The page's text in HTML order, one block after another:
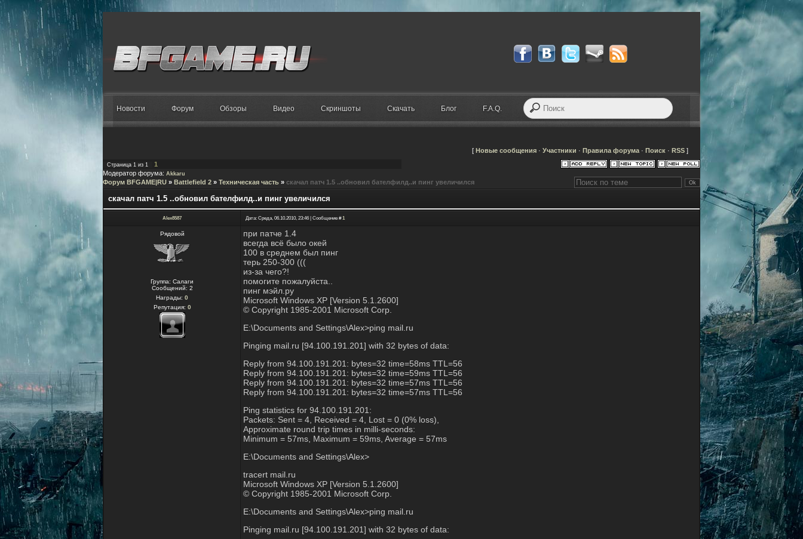
Новости Форум Обзоры Видео Скриншоты Скачать Блог F.A.Q.
[ Новые сообщения · Участники · Правила форума · Поиск · RSS ]
Страница 1 из 1
1
Модератор форума: Akkaru
Форум BFGAME|RU » Battlefield 2 » Техническая часть » скачал патч 1.5 ..обновил бателфилд..и пинг увеличился
скачал патч 1.5 ..обновил бателфилд..и пинг увеличился
Alex8587 Дата: Среда, 06.10.2010, 23:46 | Сообщение #1
Рядовой
Группа: Салаги
Сообщений: 2
Награды: 0
Репутация: 0
при патче 1.4
всегда всё было окей
100 в среднем был пинг
терь 250-300 (((
из-за чего?!
помогите пожалуйста..
пинг мэйл.ру
Microsoft Windows XP [Version 5.1.2600]
© Copyright 1985-2001 Microsoft Corp.
E:\Documents and Settings\Alex>ping mail.ru
Pinging mail.ru [94.100.191.201] with 32 bytes of data:
Reply from 94.100.191.201: bytes=32 time=58ms TTL=56
Reply from 94.100.191.201: bytes=32 time=59ms TTL=56
Reply from 94.100.191.201: bytes=32 time=57ms TTL=56
Reply from 94.100.191.201: bytes=32 time=57ms TTL=56
Ping statistics for 94.100.191.201:
Packets: Sent = 4, Received = 4, Lost = 0 (0% loss),
Approximate round trip times in milli-seconds:
Minimum = 57ms, Maximum = 59ms, Average = 57ms
E:\Documents and Settings\Alex>
tracert mail.ru
Microsoft Windows XP [Version 5.1.2600]
© Copyright 1985-2001 Microsoft Corp.
E:\Documents and Settings\Alex>ping mail.ru
Pinging mail.ru [94.100.191.201] with 32 bytes of data: